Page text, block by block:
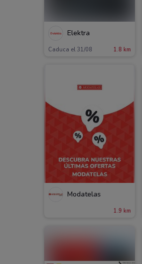
Elektra
Caduca el 31/08 1.8 km
Modatelas
1.9 km